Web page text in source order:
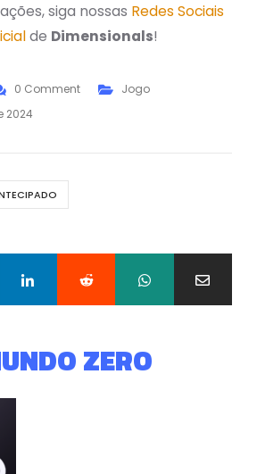
siga nossas Redes Sociais
de Dimensionals!
0 Comment
Jogo
2024
ZERO